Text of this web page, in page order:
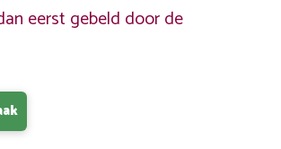
eerst gebeld door de